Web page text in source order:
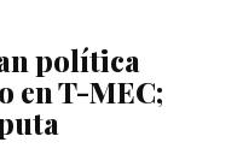
política
en T-MEC;